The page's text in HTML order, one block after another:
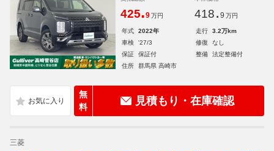
425.9 万円 418. 9 万円
年式 2022年 走行
3.2万km
車検
'27/3 修復
なし
保証
保証付 整備
法定整備付
住所
群馬県 高崎市
無
料
見積もり・在庫確認
三菱